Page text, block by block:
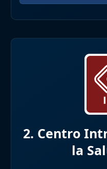
2. Centro
la